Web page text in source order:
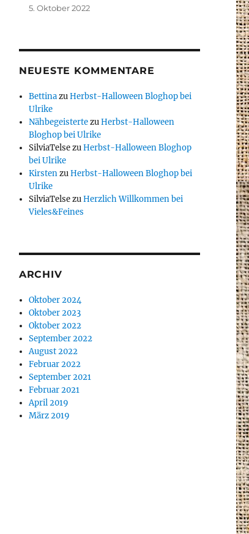
5. Oktober 2022
NEUESTE KOMMENTARE
BettinazuHerbst-Halloween Bloghop bei
Ulrike
NähbegeistertezuHerbst-Halloween
Bloghop bei Ulrike
SilviaTelsezuHerbst-Halloween Bloghop
bei Ulrike
KirstenzuHerbst-Halloween Bloghop bei
Ulrike
SilviaTelsezuHerzlich Willkommen bei
Vieles&Feines
ARCHIV
Oktober 2024
Oktober 2023
Oktober 2022
September 2022
August 2022
Februar 2022
September 2021
Februar 2021
April 2019
März 2019